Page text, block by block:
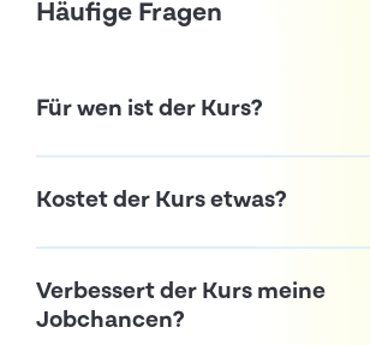
Häufige Fragen
Für wen ist der Kurs?
Kostet der Kurs etwas?
Verbessert der Kurs meine
Jobchancen?